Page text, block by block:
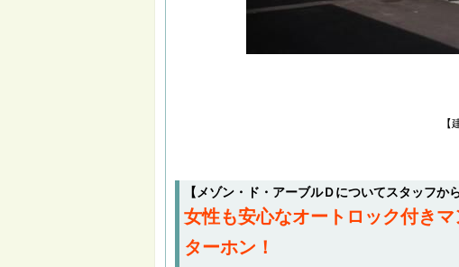
【メゾン・ド・アーブルＤについてスタッフか
女性も安心なオートロック付き
ターホン！